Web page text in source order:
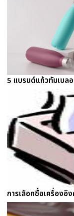
5 แบรนด์แก้วทัมเบล
การเลือกซื้อเครื่องอิ